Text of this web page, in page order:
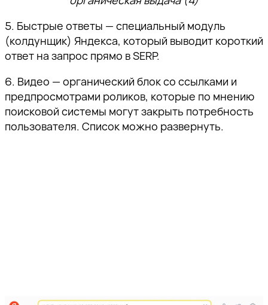
5. Быстрые ответы — специальный модуль
(колдунщик) Яндекса, который выводит короткий
ответ на запрос прямо в SERP.
6. Видео — органический блок со ссылками и
предпросмотрами роликов, которые по мнению
поисковой системы могут закрыть потребность
пользователя. Список можно развернуть.
пожалуйста, подтвердите
адрес электронной почты,
перейдя по ссылке внутри
письма.
пожалуйста, подтвердите
адрес электронной почты,
перейдя по ссылке внутри
письма.
тематические мероприятия.
пожалуйста, подтвердите
адрес электронной почты,
перейдя по ссылке внутри
письма.